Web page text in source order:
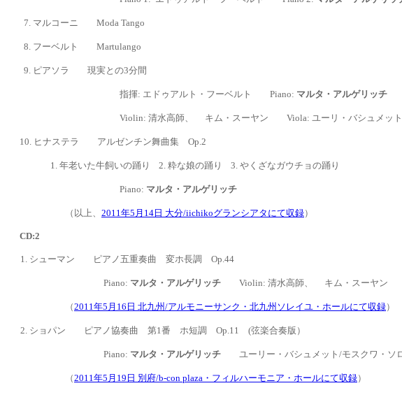
7. マルコーニ Moda Tango
8. フーベルト Martulango
9. ピアソラ 現実との3分間
指揮: エドゥアルト・フーベルト Piano: マルタ・アルゲリッチ
Violin: 清水高師、 キム・スーヤン Viola: ユーリ・バシュメ
10. ヒナステラ アルゼンチン舞曲集 Op.2
1. 年老いた牛飼いの踊り 2. 粋な娘の踊り 3. やくざなガウチョの踊り
Piano: マルタ・アルゲリッチ
（以上、 2011年5月14日 大分/iichikoグランシアタにて収録）
CD:2
1. シューマン ピアノ五重奏曲 変ホ長調 Op.44
Piano: マルタ・アルゲリッチ Violin: 清水高師、 キム・スーヤン
（2011年5月16日 北九州/アルモニーサンク・北九州ソレイユ・ホールにて収録）
2. ショパン ピアノ協奏曲 第1番 ホ短調 Op.11 (弦楽合奏版）
Piano: マルタ・アルゲリッチ ユーリー・バシュメット /モスクワ・ソ
（2011年5月19日 別府/b-con plaza・フィルハーモニア・ホールにて収録）